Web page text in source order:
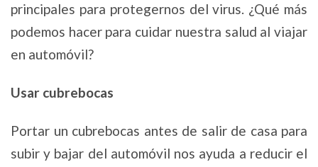
principales para protegernos del virus. ¿Qué más
podemos hacer para cuidar nuestra salud al viajar
en automóvil?
Usar cubrebocas
Portar un cubrebocas antes de salir de casa para
subir y bajar del automóvil nos ayuda a reducir el